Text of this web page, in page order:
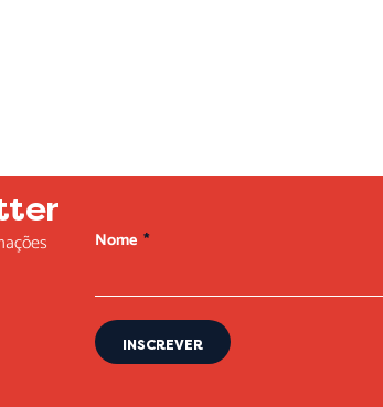
Nome
INSCREVER